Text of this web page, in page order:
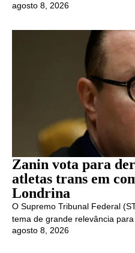
agosto 8, 2026
Zanin vota para
atletas trans em
Londrina
O Supremo Tribunal Federal
tema de grande relevância
agosto 8, 2026